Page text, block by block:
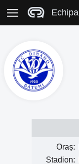
Echipa
Oraș:
Stadion: